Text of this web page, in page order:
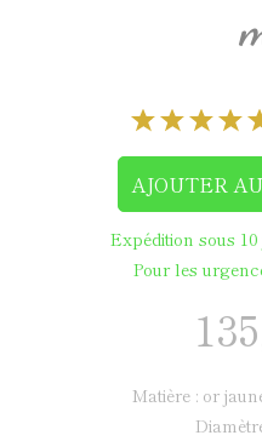
Expédition sous
Pour les
matière : or